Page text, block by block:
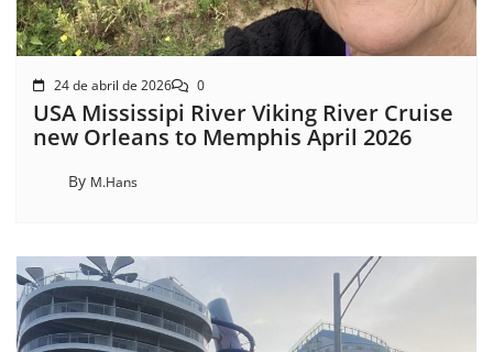
24 de abril de 2026 0
USA Mississipi River Viking River Cruise
new Orleans to Memphis April 2026
By M.Hans